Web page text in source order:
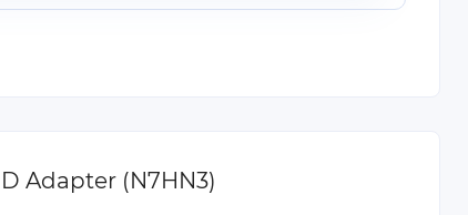
Adapter (N7HN3)